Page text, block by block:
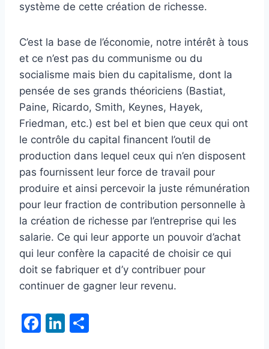
système de cette création de richesse.
C’est la base de l’économie, notre intérêt à tous
et ce n’est pas du communisme ou du
socialisme mais bien du capitalisme, dont la
pensée de ses grands théoriciens (Bastiat,
Paine, Ricardo, Smith, Keynes, Hayek,
Friedman, etc.) est bel et bien que ceux qui ont
le contrôle du capital financent l’outil de
production dans lequel ceux qui n’en disposent
pas fournissent leur force de travail pour
produire et ainsi percevoir la juste rémunération
pour leur fraction de contribution personnelle à
la création de richesse par l’entreprise qui les
salarie. Ce qui leur apporte un pouvoir d’achat
qui leur confère la capacité de choisir ce qui
doit se fabriquer et d’y contribuer pour
continuer de gagner leur revenu.
F
Li